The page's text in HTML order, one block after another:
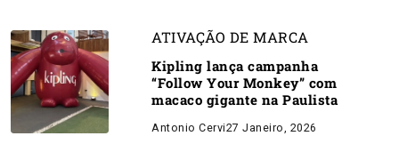
ATIVAÇÃO DE MARCA
Kipling lança campanha
“Follow Your Monkey” com
macaco gigante na Paulista
Antonio Cervi27 Janeiro, 2026